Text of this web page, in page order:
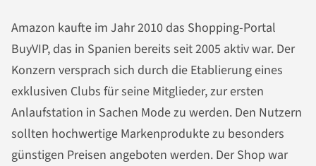
Amazon kaufte im Jahr 2010 das Shopping-Portal
BuyVIP, das in Spanien bereits seit 2005 aktiv war. Der
Konzern versprach sich durch die Etablierung eines
exklusiven Clubs für seine Mitglieder, zur ersten
Anlaufstation in Sachen Mode zu werden. Den Nutzern
sollten hochwertige Markenprodukte zu besonders
günstigen Preisen angeboten werden. Der Shop war